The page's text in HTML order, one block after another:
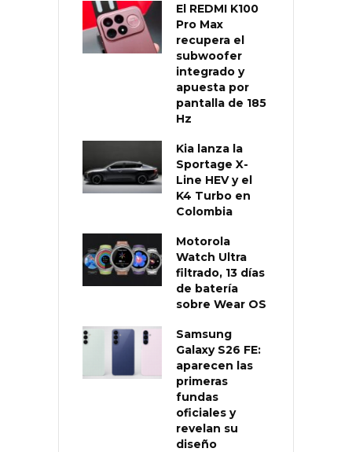
El REDMI K100
Pro Max
recupera el
subwoofer
integrado y
apuesta por
pantalla de 185
Hz
Kia lanza la
Sportage X-
Line HEV y el
K4 Turbo en
Colombia
Motorola
Watch Ultra
filtrado, 13 días
de batería
sobre Wear OS
Samsung
Galaxy S26 FE:
aparecen las
primeras
fundas
oficiales y
revelan su
diseño